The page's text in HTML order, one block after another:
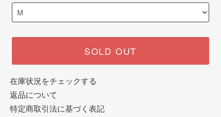
SOLD OUT
在庫状況をチェックする
返品について
特定商取引法に基づく表記